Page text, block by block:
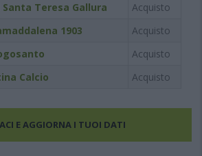
Santa Teresa Gallura
Acquisto
1903
Acquisto
Acquisto
Calcio Acquisto
E AGGIORNA I TUOI DATI